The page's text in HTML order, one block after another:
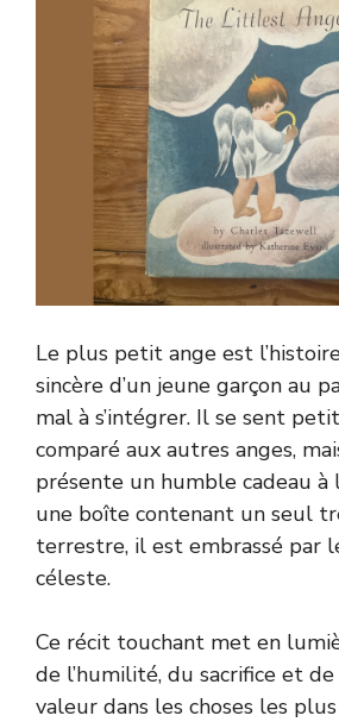
Le plus petit ange est
sincère d’un jeune garçon au
mal à s’intégrer. Il se sent
comparé aux autres anges,
présente un humble cadeau à
une boîte contenant un seul
terrestre, il est embrassé par
céleste.
Ce récit touchant met en
de l’humilité, du sacrifice et
valeur dans les choses les